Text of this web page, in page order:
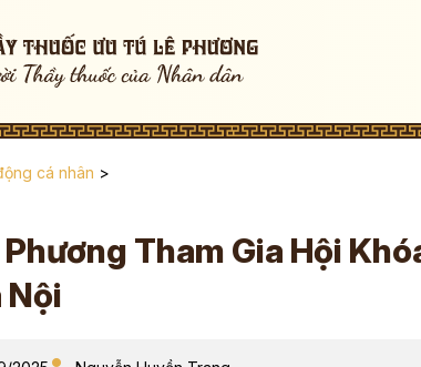
cá nhân >
Phương Tham Gia Hội
Nội